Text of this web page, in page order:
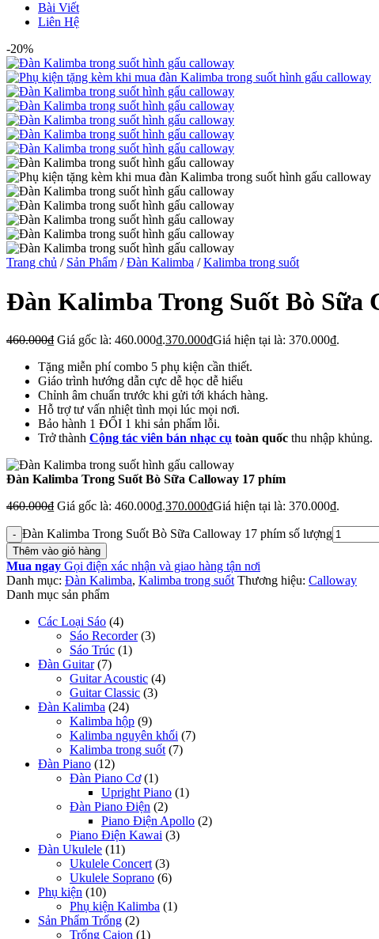
Bài Viết
Liên Hệ
-20%
Trang chủ / Sản Phẩm / Đàn Kalimba / Kalimba trong suốt
Đàn Kalimba Trong Suốt Bò Sữa
460.000₫ Giá gốc là: 460.000₫.370.000₫Giá hiện tại là: 370.000₫.
Tặng miễn phí combo 5 phụ kiện cần thiết.
Giáo trình hướng dẫn cực dễ học dễ hiểu
Chỉnh âm chuẩn trước khi gửi tới khách hàng.
Hỗ trợ tư vấn nhiệt tình mọi lúc mọi nơi.
Bảo hành 1 ĐỔI 1 khi sản phẩm lỗi.
Trở thành Cộng tác viên bán nhạc cụ toàn quốc thu nhập khủng.
Đàn Kalimba Trong Suốt Bò Sữa Calloway 17 phím
460.000₫ Giá gốc là: 460.000₫.370.000₫Giá hiện tại là: 370.000₫.
Đàn Kalimba Trong Suốt Bò Sữa Calloway 17 phím số lượng
Thêm vào giỏ hàng
Mua ngay Gọi điện xác nhận và giao hàng tận nơi
Danh mục: Đàn Kalimba, Kalimba trong suốt Thương hiệu: Calloway
Danh mục sản phẩm
Các Loại Sáo (4)
Sáo Recorder (3)
Sáo Trúc (1)
Đàn Guitar (7)
Guitar Acoustic (4)
Guitar Classic (3)
Đàn Kalimba (24)
Kalimba hộp (9)
Kalimba nguyên khối (7)
Kalimba trong suốt (7)
Đàn Piano (12)
Đàn Piano Cơ (1)
Upright Piano (1)
Đàn Piano Điện (2)
Piano Điện Apollo (2)
Piano Điện Kawai (3)
Đàn Ukulele (11)
Ukulele Concert (3)
Ukulele Soprano (6)
Phụ kiện (10)
Phụ kiện Kalimba (1)
Sản Phẩm Trống (2)
Trống Cajon (1)